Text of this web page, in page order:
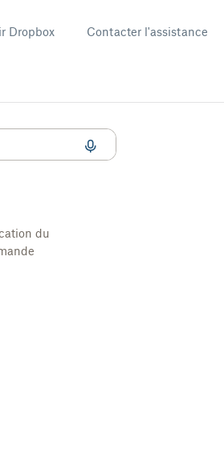
Dropbox Contacter l'assistance
du